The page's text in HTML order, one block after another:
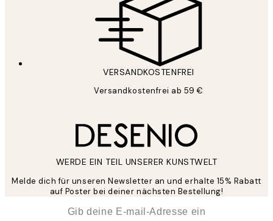
VERSANDKOSTENFREI
Versandkostenfrei ab 59 €
WERDE EIN TEIL UNSERER KUNSTWELT
Melde dich für unseren Newsletter an und erhalte 15% Rabatt
auf Poster bei deiner nächsten Bestellung!